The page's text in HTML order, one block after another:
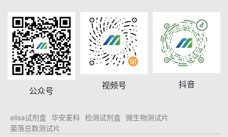
公众号
视频号 抖音
elisa试剂盒 华安麦科 检测试剂盒
微生物测试片
菌落总数测试片